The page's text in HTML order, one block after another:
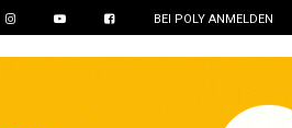
BEI POLY ANMELDEN